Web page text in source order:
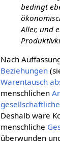
bedingt
Aller, und
Nach
Beziehungen
Warentausch
menschlichen
Deshalb wäre
menschliche
überwunden